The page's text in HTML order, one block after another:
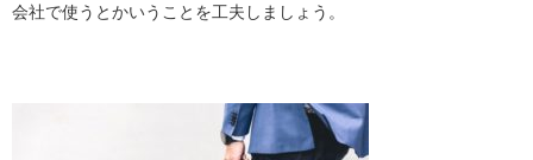
会社で使うとかいうことを工夫しましょう。